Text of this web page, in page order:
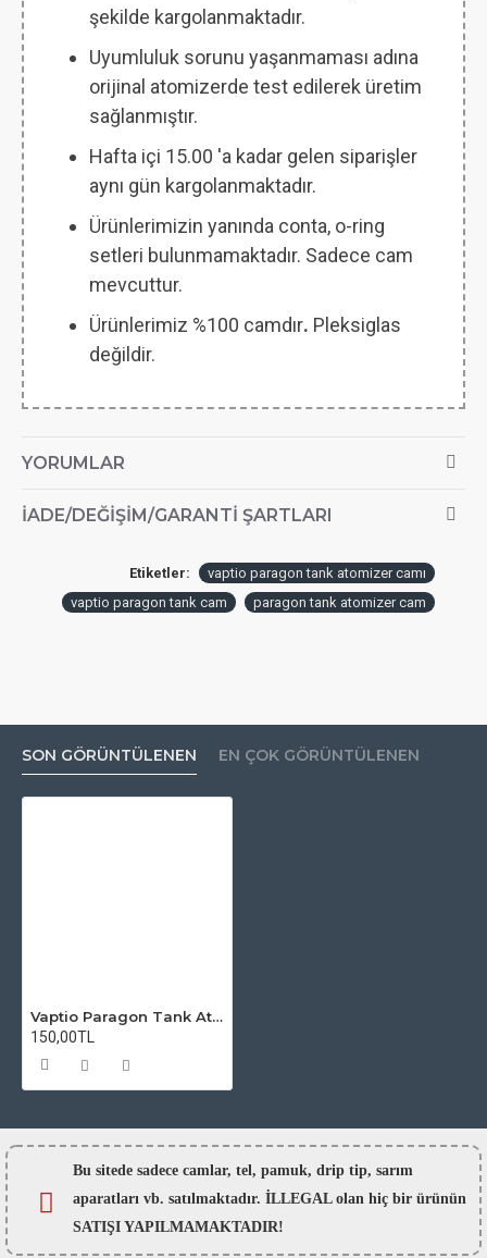
şekilde kargolanmaktadır.
Uyumluluk sorunu yaşanmaması adına
orijinal atomizerde test edilerek üretim
sağlanmıştır.
Hafta içi 15.00 'a kadar gelen siparişler
aynı gün kargolanmaktadır.
Ürünlerimizin yanında conta, o-ring
setleri bulunmamaktadır. Sadece cam
mevcuttur.
Ürünlerimiz %100 camdır. Pleksiglas
değildir.
YORUMLAR
İADE/DEĞIŞIM/GARANTI ŞARTLARI
Etiketler:
vaptio paragon tank atomizer camı
vaptio paragon tank cam
paragon tank atomizer cam
SON GÖRÜNTÜLENEN EN ÇOK GÖRÜNTÜLENEN
Vaptio Paragon Tank Atomizer Camı
150,00TL
Bu sitede sadece camlar, tel, pamuk, drip tip, sarım
aparatları vb. satılmaktadır. İLLEGAL olan hiç bir ürünün
SATIŞI YAPILMAMAKTADIR!